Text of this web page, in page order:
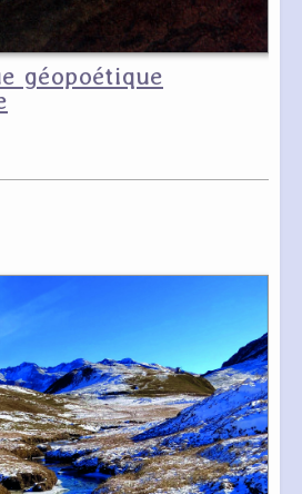
géopoétique